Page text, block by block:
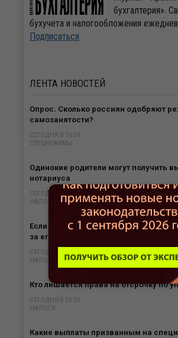
бухгалтерия».
бухучета и налогообложения
Подписаться
ЛЕНТА НОВОСТЕЙ
Опрос. Сколько россиян одобряют
самозанятости?
СЕГОДНЯ В 16:56
СПЕЦРЕЖИМЫ
Одинокие родители могут получить
нотариуса
СЕГОДНЯ В 16:34
НАЛОГИ
Если нет обязанности платить налог,
за его «просрочку»
СЕГОДНЯ В 15:57
НАЛОГИ
Кто лишается права на отсрочку по
СЕГОДНЯ В 15:35
НАЛОГИ
Какие выплаты призванным на